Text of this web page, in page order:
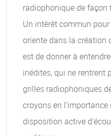
radiophonique de façon
Un intérêt commun
oriente dans la création
est de donner à
inédites, qui ne rentrent
grilles radiophoniques
croyons en
disposition active